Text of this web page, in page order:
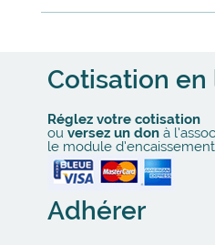
Cotisation en
Réglez votre cotisation
ou versez un donà
le module
Adhérer